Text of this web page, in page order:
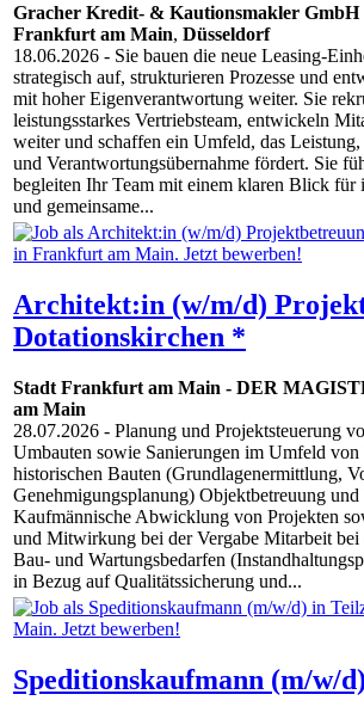
Gracher Kredit- & Kautionsmakler
Frankfurt am Main, Düsseldorf
18.06.2026 - Sie bauen die neue Leasing-
strategisch auf, strukturieren Prozesse und
mit hoher Eigenverantwortung weiter. Sie
leistungsstarkes Vertriebsteam, entwickeln
weiter und schaffen ein Umfeld, das
und Verantwortungsübernahme fördert. Sie
begleiten Ihr Team mit einem klaren Blick für
und gemeinsame...
Architekt:in (w/m/d)
Dotationskirchen *
Stadt Frankfurt am Main - DER
am Main
28.07.2026 - Planung und Projektsteuerung
Umbauten sowie Sanierungen im Umfeld
historischen Bauten (Grundlagenermittlung,
Genehmigungsplanung) Objektbetreuung
Kaufmännische Abwicklung von Projekten
und Mitwirkung bei der Vergabe Mitarbeit
Bau- und Wartungsbedarfen
in Bezug auf Qualitätssicherung und...
Speditionskaufmann (m/w/